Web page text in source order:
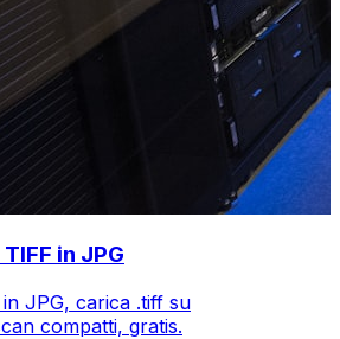
in JPG
JPG, carica .tiff su
compatti, gratis.